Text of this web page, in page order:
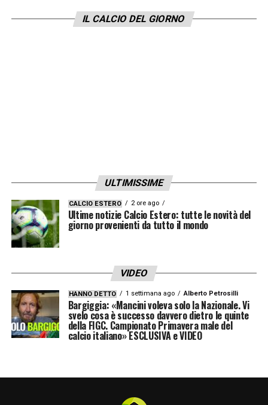
LA PLAYLIST DELLE NOSTRE TOP NEWS
IL CALCIO DEL GIORNO
ULTIMISSIME
CALCIO ESTERO 2 ore ago
Ultime notizie Calcio Estero: tutte le novità del
giorno provenienti da tutto il mondo
VIDEO
HANNO DETTO 1 settimana ago Alberto Petrosilli
Bargiggia: «Mancini voleva solo la Nazionale. Vi
svelo cosa è successo davvero dietro le quinte
della FIGC. Campionato Primavera male del
calcio italiano» ESCLUSIVA e VIDEO